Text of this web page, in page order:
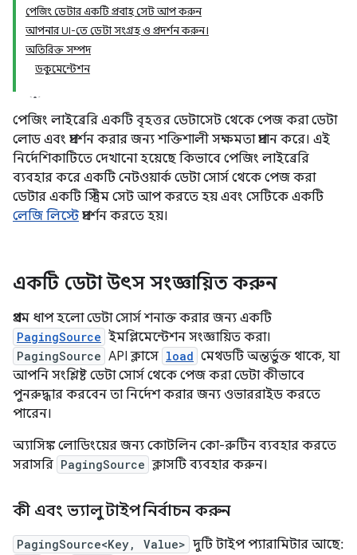
পেজিং ডেটার একটি প্রবাহ সেট আপ করুন
আপনার UI-তে ডেটা সংগ্রহ ও প্রদর্শন করুন।
অতিরিক্ত সম্পদ
ডকুমেন্টেশন
পেজিং লাইব্রেরি একটি বৃহত্তর ডেটাসেট থেকে পেজ করা ডেটা
লোড এবং প্রদর্শন করার জন্য শক্তিশালী সক্ষমতা প্রদান করে। এই
নির্দেশিকাটিতে দেখানো হয়েছে কিভাবে পেজিং লাইব্রেরি
ব্যবহার করে একটি নেটওয়ার্ক ডেটা সোর্স থেকে পেজ করা
ডেটার একটি স্ট্রিম সেট আপ করতে হয় এবং সেটিকে একটি
লেজি লিস্টেপ্রদর্শন করতে হয়।
একটি ডেটা উৎস সংজ্ঞায়িত করুন
প্রথম ধাপ হলো ডেটা সোর্স শনাক্ত করার জন্য একটি
PagingSource ইমপ্লিমেন্টেশন সংজ্ঞায়িত করা।
PagingSource API ক্লাসে load মেথডটি অন্তর্ভুক্ত থাকে, যা
আপনি সংশ্লিষ্ট ডেটা সোর্স থেকে পেজ করা ডেটা কীভাবে
পুনরুদ্ধার করবেন তা নির্দেশ করার জন্য ওভাররাইড করতে
পারেন।
অ্যাসিঙ্ক লোডিংয়ের জন্য কোটলিন কো-রুটিন ব্যবহার করতে
সরাসরি PagingSource ক্লাসটি ব্যবহার করুন।
কী এবং ভ্যালু টাইপ নির্বাচন করুন
PagingSource<Key, Value> দুটি টাইপ প্যারামিটার আছে: